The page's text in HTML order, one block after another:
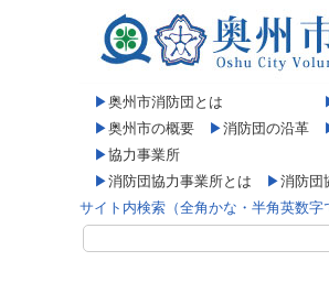
▶奥州市消防団とは
▶奥州市の概要 ▶消防団の沿革
▶協力事業所
▶消防団協力事業所とは ▶消防団
サイト内検索（全角かな・半角英数字